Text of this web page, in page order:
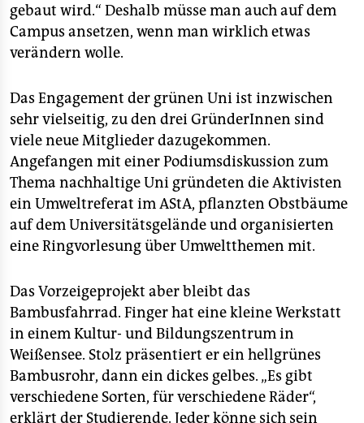
gebaut wird.“ Deshalb müsse man auch auf dem
Campus ansetzen, wenn man wirklich etwas
verändern wolle.
Das Engagement der grünen Uni ist inzwischen
sehr vielseitig, zu den drei GründerInnen sind
viele neue Mitglieder dazugekommen.
Angefangen mit einer Podiumsdiskussion zum
Thema nachhaltige Uni gründeten die Aktivisten
ein Umweltreferat im AStA, pflanzten Obstbäume
auf dem Universitätsgelände und organisierten
eine Ringvorlesung über Umweltthemen mit.
Das Vorzeigeprojekt aber bleibt das
Bambusfahrrad. Finger hat eine kleine Werkstatt
in einem Kultur- und Bildungszentrum in
Weißensee. Stolz präsentiert er ein hellgrünes
Bambusrohr, dann ein dickes gelbes. „Es gibt
verschiedene Sorten, für verschiedene Räder“,
erklärt der Studierende. Jeder könne sich sein